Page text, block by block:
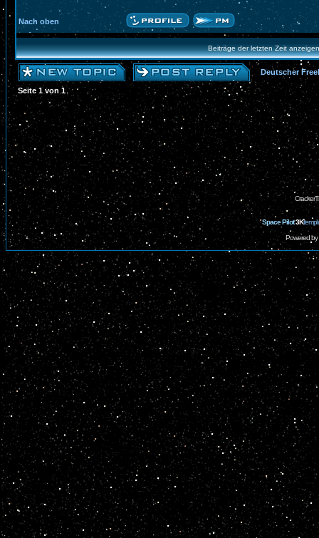
Nach oben
Beiträge der letzten Zeit
Deutscher
Seite 1 von 1
Space Pilot3K
Powered by